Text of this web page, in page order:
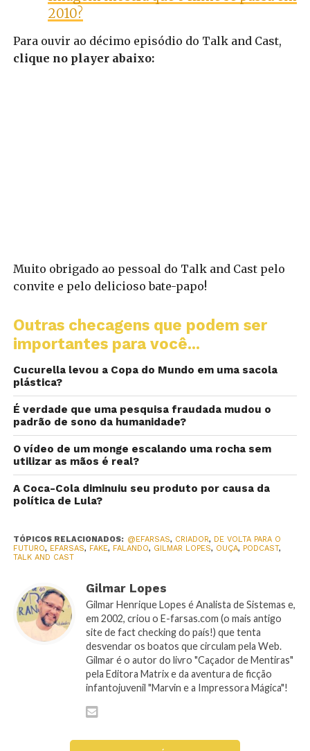
2010?
Para ouvir ao décimo episódio do Talk and Cast,
clique no player abaixo:
Muito obrigado ao pessoal do Talk and Cast pelo
convite e pelo delicioso bate-papo!
Outras checagens que podem ser
importantes para você...
Cucurella levou a Copa do Mundo em uma sacola
plástica?
É verdade que uma pesquisa fraudada mudou o
padrão de sono da humanidade?
O vídeo de um monge escalando uma rocha sem
utilizar as mãos é real?
A Coca-Cola diminuiu seu produto por causa da
política de Lula?
TÓPICOS RELACIONADOS: @EFARSAS, CRIADOR, DE VOLTA PARA O
FUTURO, EFARSAS, FAKE, FALANDO, GILMAR LOPES, OUÇA, PODCAST,
TALK AND CAST
Gilmar Lopes
Gilmar Henrique Lopes é Analista de Sistemas e,
em 2002, criou o E-farsas.com (o mais antigo
site de fact checking do país!) que tenta
desvendar os boatos que circulam pela Web.
Gilmar é o autor do livro "Caçador de Mentiras"
pela Editora Matrix e da aventura de ficção
infantojuvenil "Marvin e a Impressora Mágica"!